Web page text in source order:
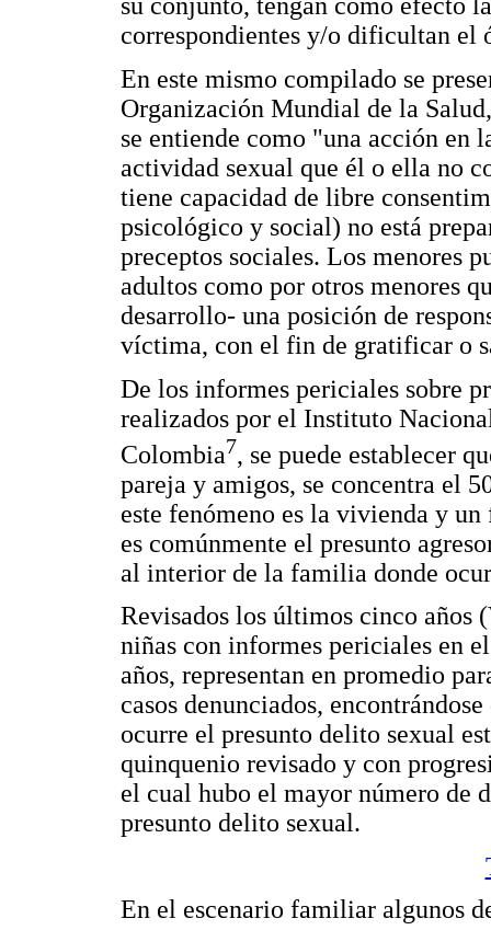
su conjunto, tengan como efecto
correspondientes y/o dificultan el
En este mismo compilado se
Organización Mundial de la
se entiende como "una acción en
actividad sexual que él o ella no
tiene capacidad de libre
psicológico y social) no está
preceptos sociales. Los menores
adultos como por otros menores
desarrollo- una posición de
víctima, con el fin de gratificar o
De los informes periciales sobre
realizados por el Instituto
Colombia7, se puede establecer
pareja y amigos, se concentra el
este fenómeno es la vivienda y
es comúnmente el presunto
al interior de la familia donde
Revisados los últimos cinco años
niñas con informes periciales en
años, representan en promedio
casos denunciados,
ocurre el presunto delito sexual
quinquenio revisado y con
el cual hubo el mayor número de
presunto delito sexual.
En el escenario familiar algunos